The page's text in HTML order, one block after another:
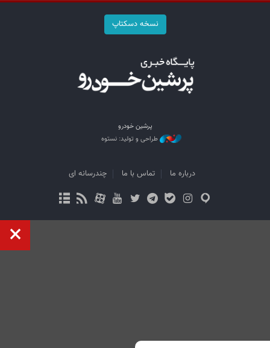
نسخه دسکتاپ
پرشین خودرو
طراحی و تولید: نستوه
درباره ما تماس با ما چندرسانه ای